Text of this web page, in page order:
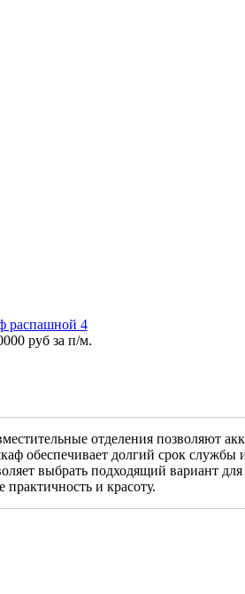
руб за п/м.
отделения позволяют
обеспечивает долгий срок
выбрать подходящий вариант
и красоту.